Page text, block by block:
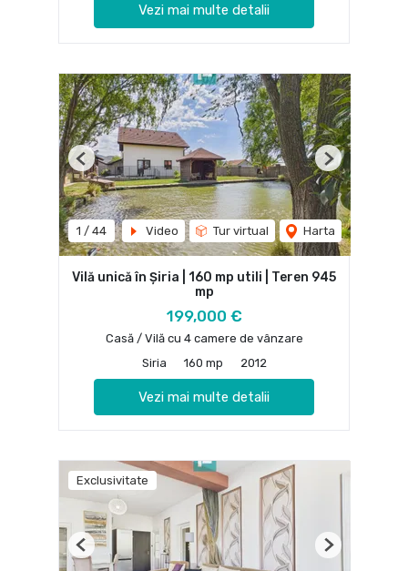
Vezi mai multe detalii
1 / 44 Video Tur virtual Harta
Previous Next
Vilă unică în Șiria | 160 mp utili | Teren 945
mp
199,000 €
Casă / Vilă cu 4 camere de vânzare
Siria
160 mp 2012
Vezi mai multe detalii
Exclusivitate
Previous Next